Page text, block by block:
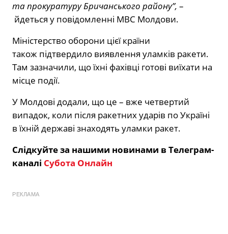
та прокуратуру Бричанського району”, –
йдеться у повідомленні МВС Молдови.
Міністерство оборони цієї країни
також підтвердило виявлення уламків ракети.
Там зазначили, що їхні фахівці готові виїхати на
місце події.
У Молдові додали, що це – вже четвертий
випадок, коли після ракетних ударів по Україні
в їхній державі знаходять уламки ракет.
Слідкуйте за нашими новинами в Телеграм-
каналі Субота Онлайн
РЕКЛАМА